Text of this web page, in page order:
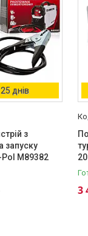
днів
з
запуску
M89382
3